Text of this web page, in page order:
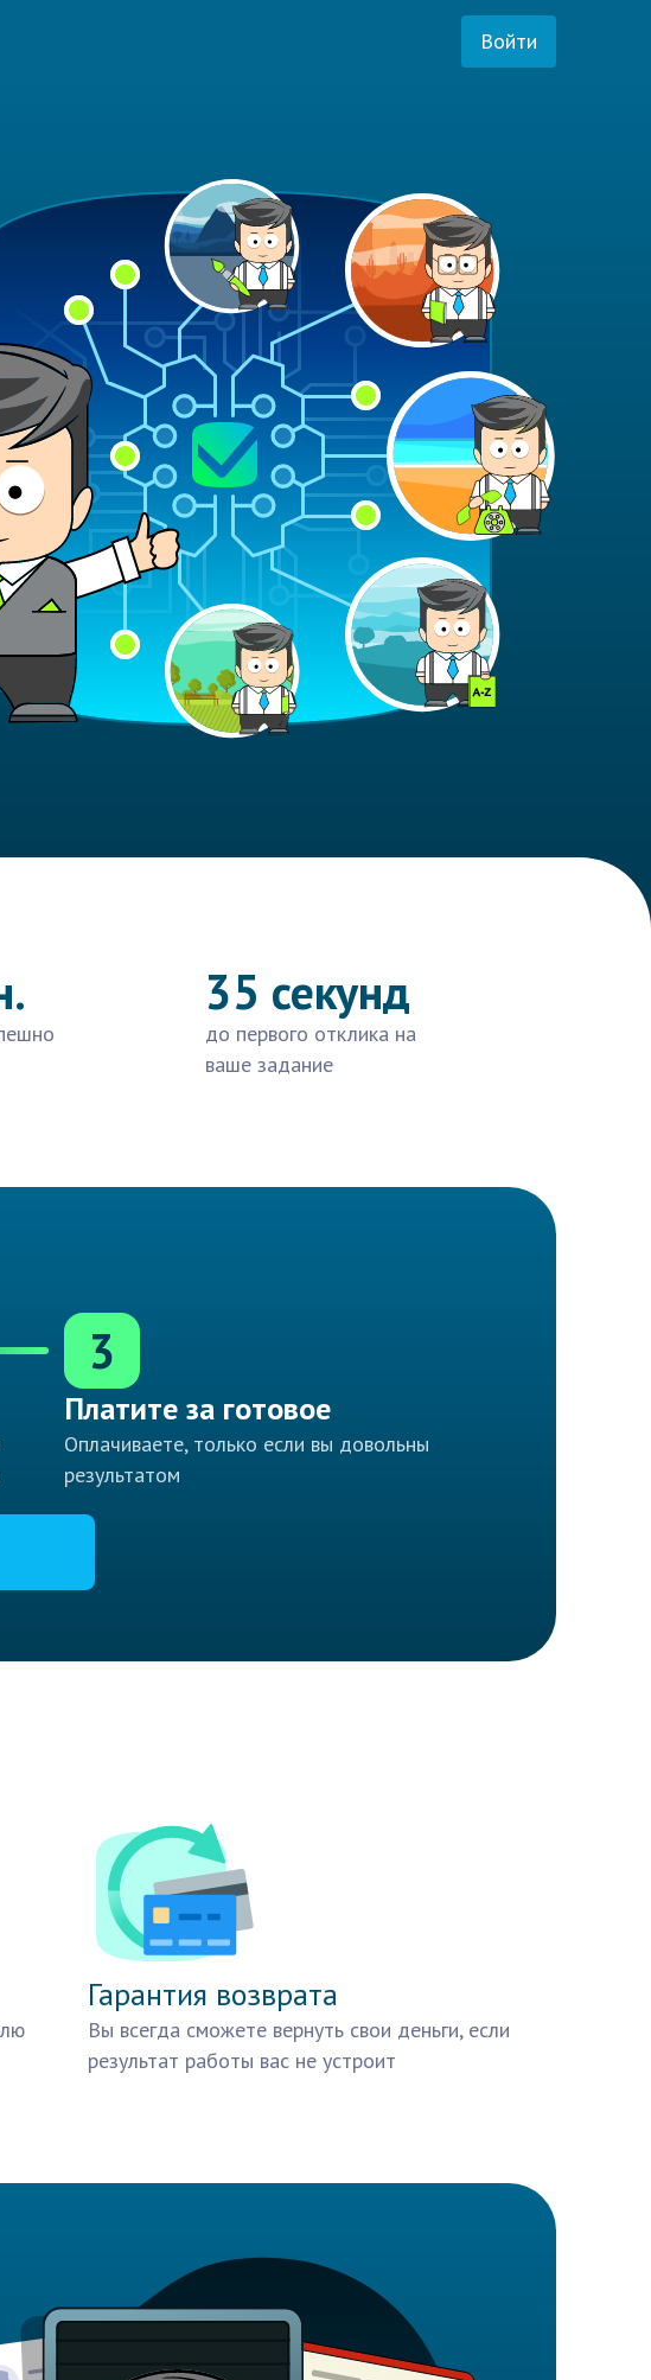
Войти
35 секунд
до первого отклика на
ваше задание
3
Платите за готовое
Оплачиваете, только если вы довольны
результатом
Гарантия возврата
Вы всегда сможете вернуть свои деньги, если
результат работы вас не устроит